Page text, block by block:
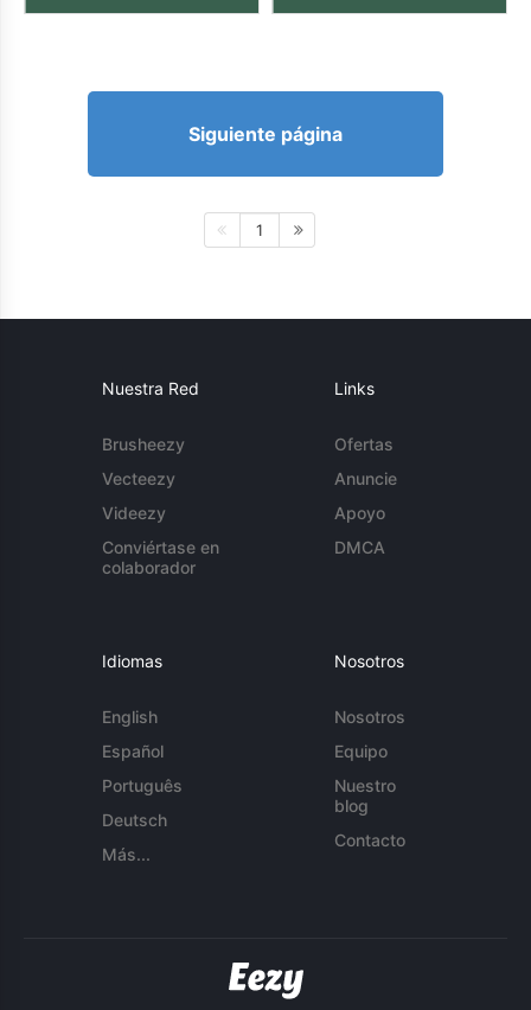
Siguiente página
1
Nuestra Red
Brusheezy
Vecteezy
Videezy
Conviértase en
colaborador
Links
Ofertas
Anuncie
Apoyo
DMCA
Idiomas
English
Español
Português
Deutsch
Más...
Nosotros
Nosotros
Equipo
Nuestro
blog
Contacto